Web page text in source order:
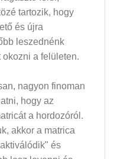
tartozik, hogy
és újra
leszednénk
a felületen.
nagyon finoman
hogy az
a hordozóról.
akkor a matrica
és